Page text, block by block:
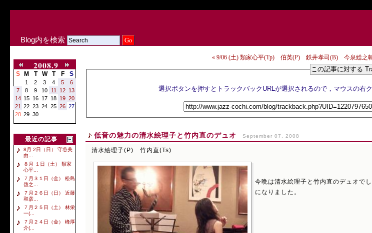
Blog内を検索
2008.9
S M T W T F S
1 2 3 4 5
6
7
8 9 10 11 12 13
14 15 16 17 18 19 20
21
22 23 24 25 26 27
28 29 30
最近の記事
8月 2日（日） 守谷美
由...
８月 １日（土） 類家
心平...
７月３１日（金） 松島
啓之...
７月２６日（日） 近藤
和彦...
７月２５日（土） 林栄
一(...
７月２４日（金） 峰厚
介(...
« 9/06 (土) 類家心平(Tp) 伯英(P) 鉄井孝司(B) 今泉総之
この記事に対する
低音の魅力の清水絵理子と竹内直のデュオ September 07, 2008
清水絵理子(P) 竹内直(Ts)
今晩は清水絵理子と竹内直のデュオで
になりました。